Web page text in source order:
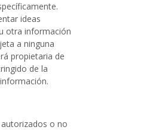
ideas
otra información
a ninguna
propietaria de
de la
o no